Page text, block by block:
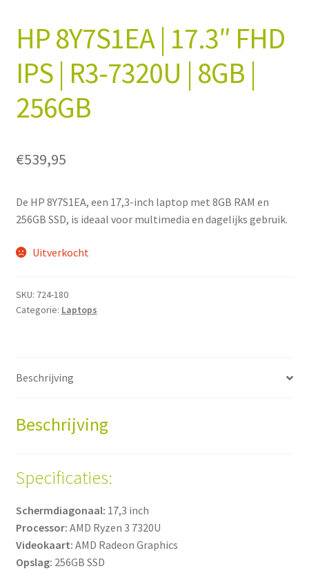
HP 8Y7S1EA | 17.3″ FHD
IPS | R3-7320U | 8GB |
256GB
€539,95
De HP 8Y7S1EA, een 17,3-inch laptop met 8GB RAM en
256GB SSD, is ideaal voor multimedia en dagelijks gebruik.
Uitverkocht
SKU: 724-180
Categorie: Laptops
Beschrijving
Beschrijving
Specificaties:
Schermdiagonaal: 17,3 inch
Processor: AMD Ryzen 3 7320U
Videokaart: AMD Radeon Graphics
Opslag: 256GB SSD